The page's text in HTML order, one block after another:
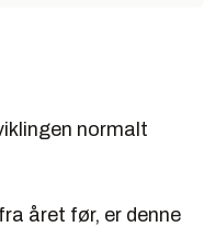
normalt
året før, er denne